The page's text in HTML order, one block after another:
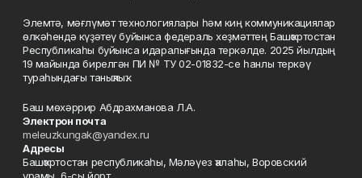
Элемтә, мәғлүмәт технологиялары һәм киң коммуникациялар
өлкәһендә күҙәтеү буйынса федераль хеҙмәттең Башҡортостан
Республикаһы буйынса идаралығында теркәлде. 2025 йылдың
19 майында бирелгән ПИ № ТУ 02-01832-се һанлы теркәү
тураһындағы таныҡлыҡ.
Баш мөхәррир Абдрахманова Л.А.
Электрон почта
meleuzkungak@yandex.ru
Адресы
Башҡортостан республикаһы, Мәләүез ҡалаһы, Воровский